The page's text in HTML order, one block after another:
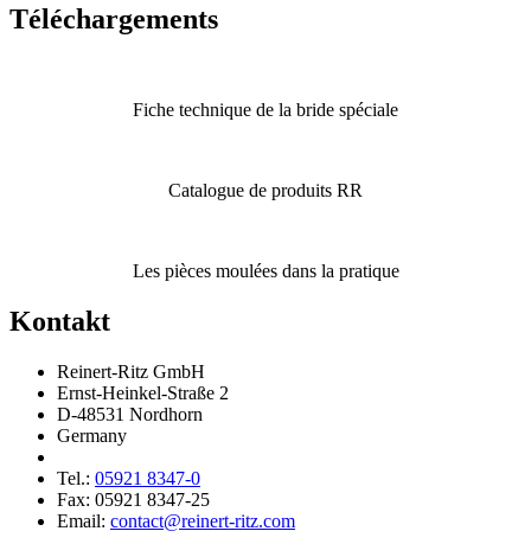
Téléchar­ge­ments
Fiche technique de la bride spéciale
Catalogue de produits RR
Les pièces moulées dans la pratique
Kontakt
Reinert-Ritz GmbH
Ernst-Heinkel-Straße 2
D-48531 Nordhorn
Germany
Tel.: 05921 8347-0
Fax: 05921 8347-25
Email: contact@reinert-ritz.com